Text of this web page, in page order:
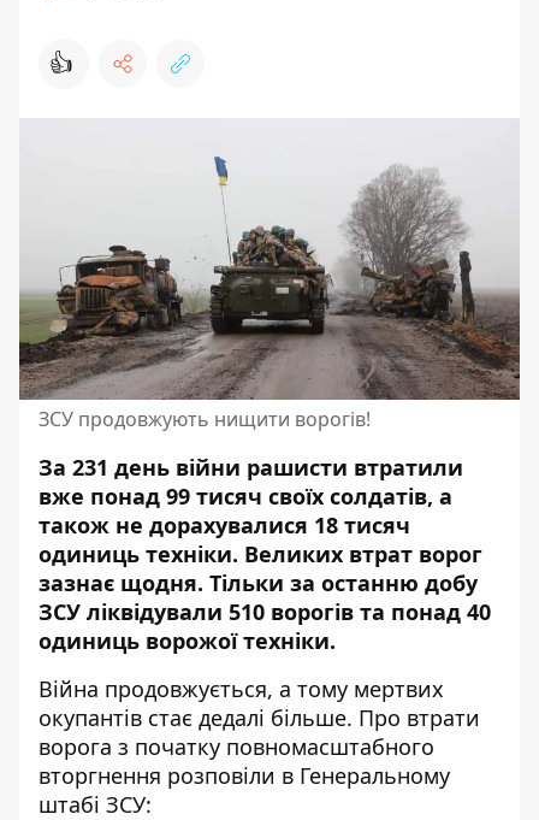
👍
ЗСУ продовжують нищити ворогів!
За 231 день війни рашисти втратили
вже понад 99 тисяч своїх солдатів, а
також не дорахувалися 18 тисяч
одиниць техніки. Великих втрат ворог
зазнає щодня. Тільки за останню добу
ЗСУ ліквідували 510 ворогів та понад 40
одиниць ворожої техніки.
Війна продовжується, а тому мертвих
окупантів стає дедалі більше. Про втрати
ворога з початку повномасштабного
вторгнення розповіли в Генеральному
штабі ЗСУ: